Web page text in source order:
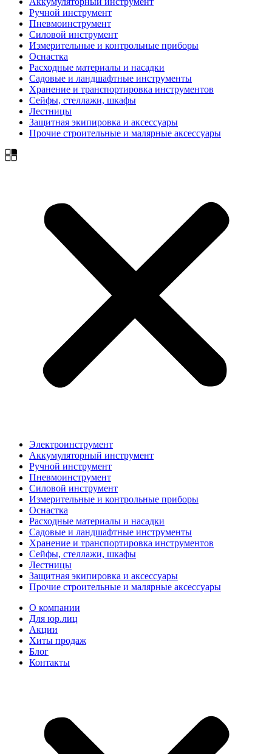
Ручной инструмент
Пневмоинструмент
Силовой инструмент
Измерительные и контрольные приборы
Оснастка
Расходные материалы и насадки
Садовые и ландшафтные инструменты
Хранение и транспортировка инструментов
Сейфы, стеллажи, шкафы
Лестницы
Защитная экипировка и аксессуары
Прочие строительные и малярные аксессуары
Электроинструмент
Аккумуляторный инструмент
Ручной инструмент
Пневмоинструмент
Силовой инструмент
Измерительные и контрольные приборы
Оснастка
Расходные материалы и насадки
Садовые и ландшафтные инструменты
Хранение и транспортировка инструментов
Сейфы, стеллажи, шкафы
Лестницы
Защитная экипировка и аксессуары
Прочие строительные и малярные аксессуары
О компании
Для юр.лиц
Акции
Хиты продаж
Блог
Контакты